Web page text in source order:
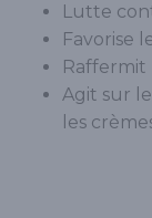
Lutte
Favorise
Raffermit
Agit sur
les